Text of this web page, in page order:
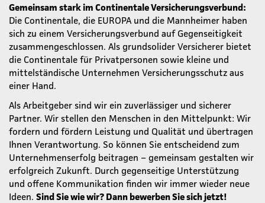
Gemeinsam stark im Continentale Versicherungsverbund:
Die Continentale, die EUROPA und die Mannheimer haben
sich zu einem Versicherungsverbund auf Gegenseitigkeit
zusammengeschlossen. Als grundsolider Versicherer bietet
die Continentale für Privatpersonen sowie kleine und
mittelständische Unternehmen Versicherungsschutz aus
einer Hand.
Als Arbeitgeber sind wir ein zuverlässiger und sicherer
Partner. Wir stellen den Menschen in den Mittelpunkt: Wir
fordern und fördern Leistung und Qualität und übertragen
Ihnen Verantwortung. So können Sie entscheidend zum
Unternehmenserfolg beitragen – gemeinsam gestalten wir
erfolgreich Zukunft. Durch gegenseitige Unterstützung
und offene Kommunikation finden wir immer wieder neue
Ideen. Sind Sie wie wir? Dann bewerben Sie sich jetzt!